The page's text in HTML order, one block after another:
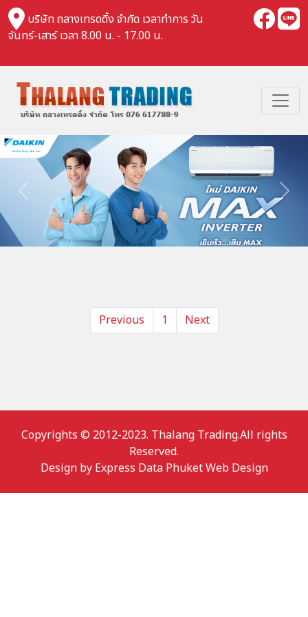
บริษัท ถลางเทรดดิ้ง จำกัด เวลาทำการ วัน
จันทร์-เสาร์ เวลา 8.00 น. - 17.00 น.
Previous Next
Previous 1 Next
Copyrights © 2012-2023. Thalang Trading.All rights
Reserved.
Design by Express Data Phuket Web Design